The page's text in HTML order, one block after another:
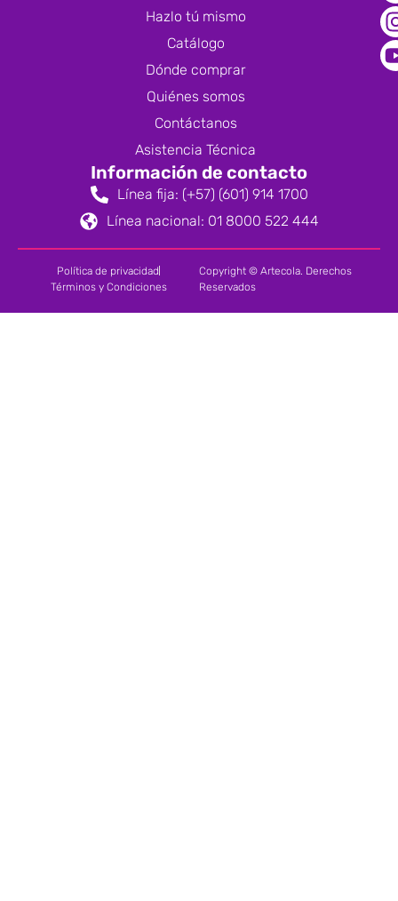
Hazlo tú mismo
Catálogo
Dónde comprar
Quiénes somos
Contáctanos
Asistencia Técnica
Información de contacto
Línea fija: (+57) (601) 914 1700
Línea nacional: 01 8000 522 444
Política de privacidad
Términos y Condiciones
Copyright © Artecola. Derechos
Reservados